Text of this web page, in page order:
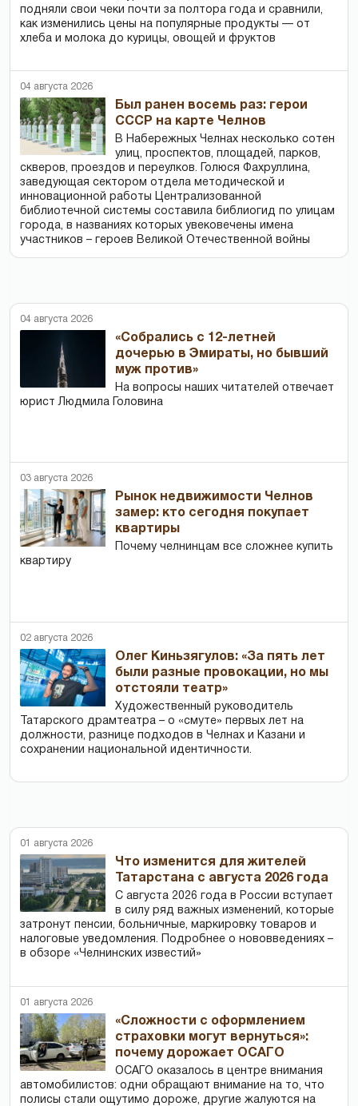
подняли свои чеки почти за полтора года и сравнили,
как изменились цены на популярные продукты — от
хлеба и молока до курицы, овощей и фруктов
04 августа 2026
Был ранен восемь раз: герои
СССР на карте Челнов
В Набережных Челнах несколько сотен
улиц, проспектов, площадей, парков,
скверов, проездов и переулков. Голюся Фахруллина,
заведующая сектором отдела методической и
инновационной работы Централизованной
библиотечной системы составила библиогид по улицам
города, в названиях которых увековечены имена
участников – героев Великой Отечественной войны
04 августа 2026
«Собрались с 12-летней
дочерью в Эмираты, но бывший
муж против»
На вопросы наших читателей отвечает
юрист Людмила Головина
03 августа 2026
Рынок недвижимости Челнов
замер: кто сегодня покупает
квартиры
Почему челнинцам все сложнее купить
квартиру
02 августа 2026
Олег Киньзягулов: «За пять лет
были разные провокации, но мы
отстояли театр»
Художественный руководитель
Татарского драмтеатра – о «смуте» первых лет на
должности, разнице подходов в Челнах и Казани и
сохранении национальной идентичности.
01 августа 2026
Что изменится для жителей
Татарстана с августа 2026 года
С августа 2026 года в России вступает
в силу ряд важных изменений, которые
затронут пенсии, больничные, маркировку товаров и
налоговые уведомления. Подробнее о нововведениях –
в обзоре «Челнинских известий»
01 августа 2026
«Сложности с оформлением
страховки могут вернуться»:
почему дорожает ОСАГО
ОСАГО оказалось в центре внимания
автомобилистов: одни обращают внимание на то, что
полисы стали ощутимо дороже, другие жалуются на